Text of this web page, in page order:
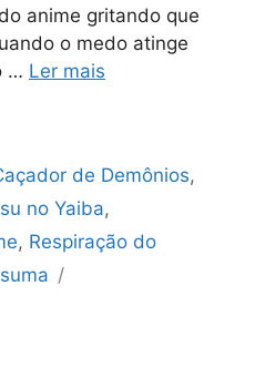
anime gritando que
o medo atinge
… Ler mais
de Demônios,
no Yaiba,
, Respiração do